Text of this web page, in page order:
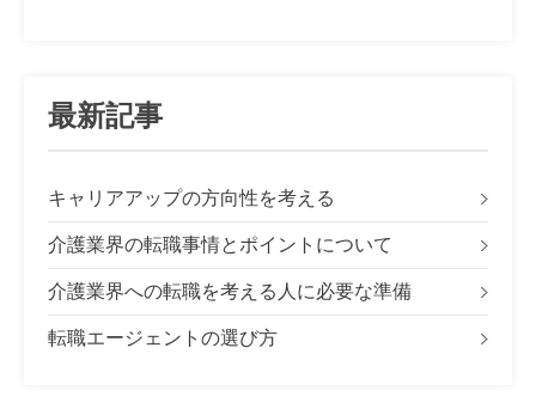
最新記事
キャリアアップの方向性を考える
介護業界の転職事情とポイントについて
介護業界への転職を考える人に必要な準備
転職エージェントの選び方